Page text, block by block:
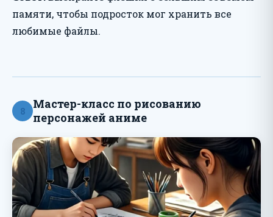
памяти, чтобы подросток мог хранить все
любимые файлы.
8
Мастер-класс по рисованию
персонажей аниме